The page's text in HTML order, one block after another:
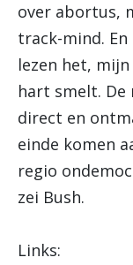
over abortus,
track-mind.
lezen het,
hart smelt. De
direct en
einde komen
regio
zei Bush.
Links: